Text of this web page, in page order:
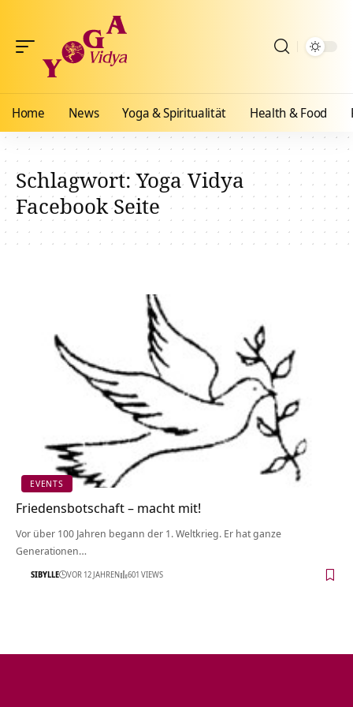
Home News Yoga & Spiritualität Health & Food
Schlagwort:Yoga Vidya
Facebook Seite
EVENTS
Friedensbotschaft – macht mit!
Vor über 100 Jahren begann der 1. Weltkrieg. Er hat ganze
Generationen…
SIBYLLE VOR 12 JAHREN 601 VIEWS